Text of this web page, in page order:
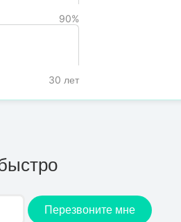
90%
30 лет
Перезвоните мне